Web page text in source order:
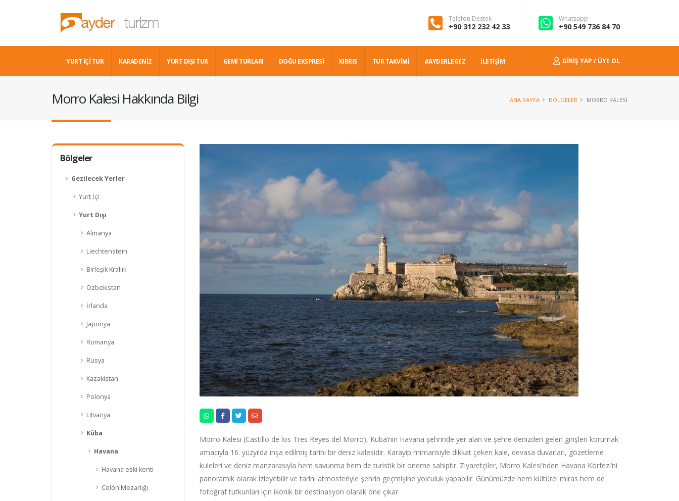
Telefon Destek
+90 312 232 42 33
Whatsapp
+90 549 736 84 70
YURT İÇİ TUR KARADENIZ YURT DIŞI TUR GEMİ TURLARI DOĞU EKSPRESİ KIBRIS TUR TAKVİMİ #AYDERLEGEZ İLETİŞİM GIRIŞ YAP / ÜYE OL
Morro Kalesi Hakkında Bilgi ANA SAYFA BÖLGELER MORRO KALESI
Bölgeler
Gezilecek Yerler
Yurt İçi
Yurt Dışı
Almanya
Liechtenstein
Birleşik Krallık
Özbekistan
İrlanda
Japonya
Romanya
Rusya
Kazakistan
Polonya
Litvanya
Küba
Havana
Havana eski kenti
Colón Mezarlığı
Morro Kalesi (Castillo de los Tres Reyes del Morro), Küba’nın Havana şehrinde yer alan ve şehre denizden gelen girişleri korumak
amacıyla 16. yüzyılda inşa edilmiş tarihi bir deniz kalesidir. Karayip mimarisiyle dikkat çeken kale, devasa duvarları, gözetleme
kuleleri ve deniz manzarasıyla hem savunma hem de turistik bir öneme sahiptir. Ziyaretçiler, Morro Kalesi’nden Havana Körfezi’ni
panoramik olarak izleyebilir ve tarihi atmosferiyle şehrin geçmişine yolculuk yapabilir. Günümüzde hem kültürel miras hem de
fotoğraf tutkunları için ikonik bir destinasyon olarak öne çıkar.